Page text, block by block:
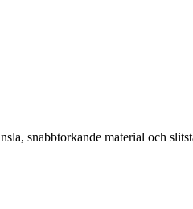
snabbtorkande material och